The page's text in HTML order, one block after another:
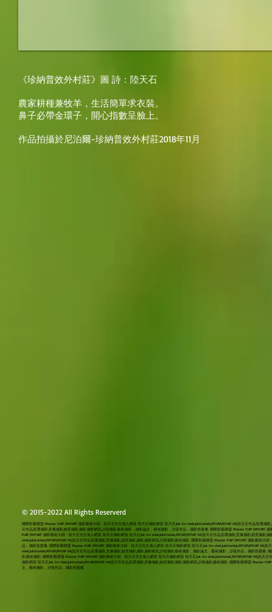
《珍納普效外村莊》圖 詩：陸天石
農家耕種兼牧羊，生活簡單求衣裝。
鼻子必帶金環子，開心指數呈臉上。
作品拍攝於尼泊爾-珍納普效外村莊2018年11月
© 2015-2022 All Rights Reserverd
國際影藝聯盟 Master FIAP (MFIAP) 攝影藝術大師：陸天石先生個人網頁 陸天石攝影網頁 陸天石,luk tin shek,luktinshek,MFIAP,MFIAP HK,陸天石作品,彩墨
石作品,彩墨攝影,意像攝影,創意攝影,攝影,攝影網頁,沙龍攝影,藝術攝影，攝影論文，藝術攝影，沙龍作品，攝影技叢書. 國際影藝聯盟 Master FIAP (MFIAP)
FIAP (MFIAP) 攝影藝術大師：陸天石先生個人網頁 陸天石攝影網頁 陸天石,luk tin shek,luktinshek,MFIAP,MFIAP HK,陸天石作品,彩墨攝影,意像攝影,創意攝
shek,luktinshek,MFIAP,MFIAP HK,陸天石作品,彩墨攝影,意像攝影,創意攝影,攝影,攝影網頁,沙龍攝影,藝術攝影. 國際影藝聯盟 Master FIAP (MFIAP) 攝影藝術
品，攝影技叢書. 國際影藝聯盟 Master FIAP (MFIAP) 攝影藝術大師：陸天石先生個人網頁 陸天石攝影網頁 陸天石,luk tin shek,luktinshek,MFIAP,MFIAP
shek,luktinshek,MFIAP,MFIAP HK,陸天石作品,彩墨攝影,意像攝影,創意攝影,攝影,攝影網頁,沙龍攝影,藝術攝影，攝影論文，藝術攝影，沙龍作品，攝影技叢
影,藝術攝影. 國際影藝聯盟 Master FIAP (MFIAP) 攝影藝術大師：陸天石先生個人網頁 陸天石攝影網頁 陸天石,luk tin shek,luktinshek,MFIAP,MFIAP HK,陸
攝影網頁 陸天石,luk tin shek,luktinshek,MFIAP,MFIAP HK,陸天石作品,彩墨攝影,意像攝影,創意攝影,攝影,攝影網頁,沙龍攝影,藝術攝影. 國際影藝聯盟 Master
文，藝術攝影，沙龍作品，攝影技叢書.